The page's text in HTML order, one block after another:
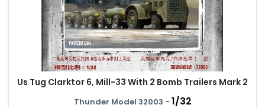
Us Tug Clarktor 6, Mill-33 With 2 Bomb Trailers Mark 2
Thunder Model 32003 - 1/32